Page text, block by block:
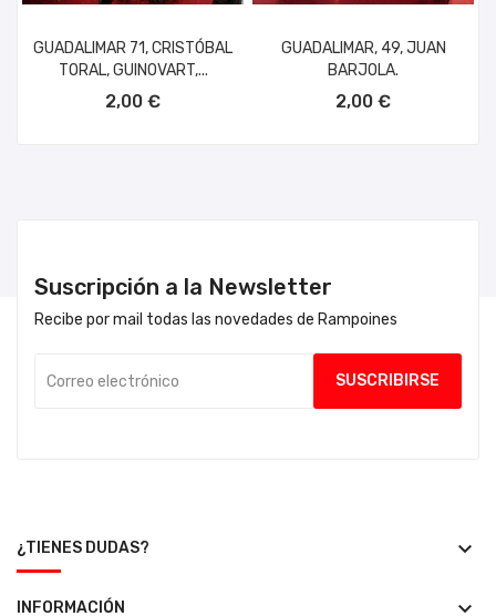
GUADALIMAR 71, CRISTÓBAL
TORAL, GUINOVART,...
2,00 €
GUADALIMAR, 49, JUAN
BARJOLA.
2,00 €
Suscripción a la Newsletter
Recibe por mail todas las novedades de Rampoines
¿TIENES DUDAS? keyboard_arrow_down
INFORMACIÓN keyboard_arrow_down